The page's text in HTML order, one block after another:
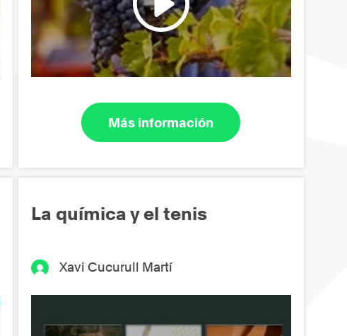
Más información
La química y el tenis
Xavi Cucurull Martí